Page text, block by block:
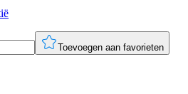
Toevoegen aan favorieten